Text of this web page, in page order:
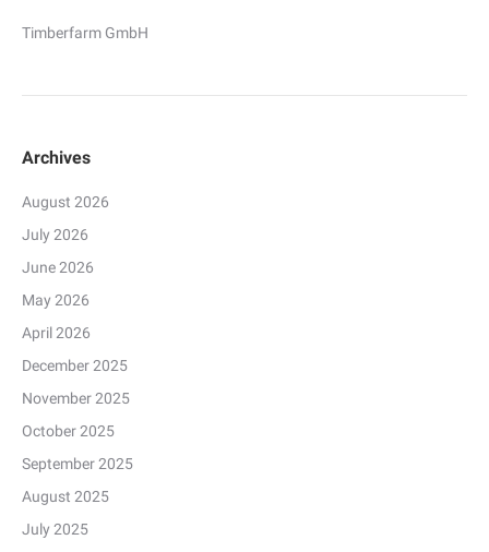
Timberfarm GmbH
Archives
August 2026
July 2026
June 2026
May 2026
April 2026
December 2025
November 2025
October 2025
September 2025
August 2025
July 2025